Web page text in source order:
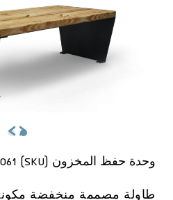
وحدة حفظ المخزون (SKU) 7061
طاولة مصممة منخفضة